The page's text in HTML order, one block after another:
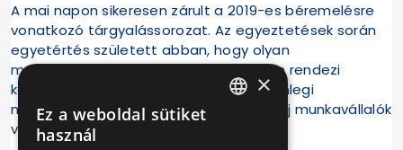
A mai napon sikeresen zárult a 2019-es béremelésre
vonatkozó tárgyalássorozat. Az egyeztetések során
egyetértés született abban, hogy olyan
megállapodás szükséges, ami biztosan rendezi
kollégáink bérhelyzetét, valamint a jelenlegi
munkaerőpiaci helyzetben is képes az új munkavállalók
vonzására.
×
Ez a weboldal sütiket
használ